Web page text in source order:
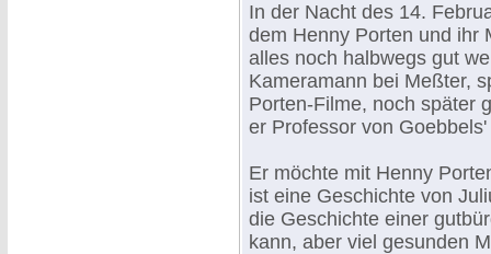
In der Nacht des 14.
dem Henny Porten und ihr
alles noch halbwegs gut
Kameramann bei Meßter,
Porten-Filme, noch später
er Professor von
Er möchte mit Henny
ist eine Geschichte von
die Geschichte einer
kann, aber viel gesunden